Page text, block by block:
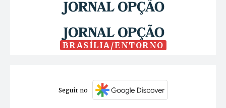
BRASÍLIA/ENTORNO
Seguir no